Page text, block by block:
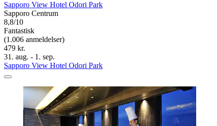
Sapporo View Hotel Odori Park
Sapporo Centrum
8,8/10
Fantastisk
(1.006 anmeldelser)
479 kr.
31. aug. - 1. sep.
Sapporo View Hotel Odori Park